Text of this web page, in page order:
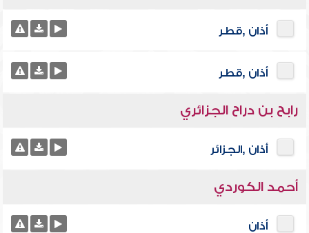
أذان ,قطر
أذان ,قطر
رابح بن دراح الجزائري
أذان ,الجزائر
أحمد الكوردي
أذان